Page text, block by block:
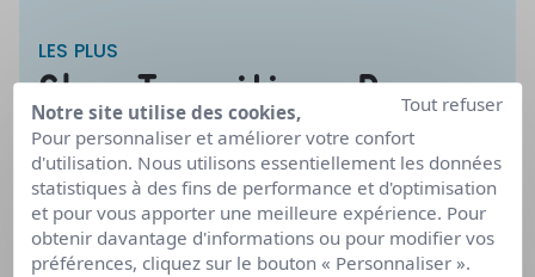
LES PLUS
Chez Transitions Pro
nous favorisons :
Notre site utilise des cookies,
Pour personnaliser et améliorer votre confort
d'utilisation. Nous utilisons essentiellement les données
statistiques à des fins de performance et d'optimisation
et pour vous apporter une meilleure expérience. Pour
obtenir davantage d'informations ou pour modifier vos
préférences, cliquez sur le bouton « Personnaliser ».
Tout refuser